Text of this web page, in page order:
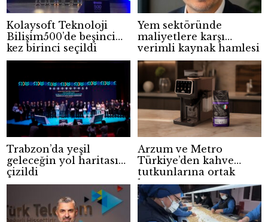
Kolaysoft Teknoloji
Bilişim500’de beşinci
kez birinci seçildi
Yem sektöründe
maliyetlere karşı
verimli kaynak hamlesi
Trabzon’da yeşil
geleceğin yol haritası
çizildi
Arzum ve Metro
Türkiye’den kahve
tutkunlarına ortak
kampanya